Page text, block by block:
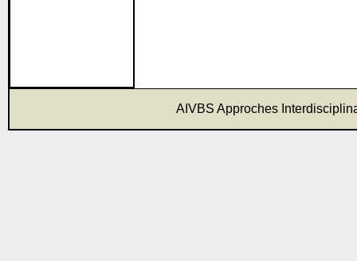
AIVBS Approches